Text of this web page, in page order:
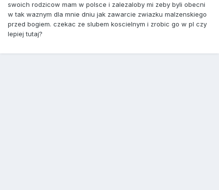
swoich rodzicow mam w polsce i zalezaloby mi zeby byli obecni
w tak waznym dla mnie dniu jak zawarcie zwiazku malzenskiego
przed bogiem. czekac ze slubem koscielnym i zrobic go w pl czy
lepiej tutaj?